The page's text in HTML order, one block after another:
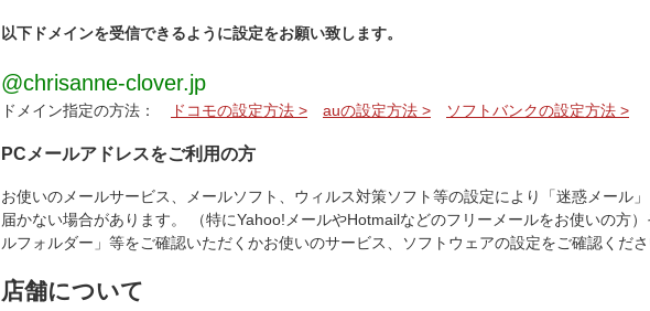
以下ドメインを受信できるように設定をお願い致します。
@chrisanne-clover.jp
ドメイン指定の方法： ドコモの設定方法 > auの設定方法 > ソフトバンクの設定方法 >
PCメールアドレスをご利用の方
お使いのメールサービス、メールソフト、ウィルス対策ソフト等の設定により「迷惑メール
届かない場合があります。 （特にYahoo!メールやHotmailなどのフリーメールをお使いの方
ルフォルダー」等をご確認いただくかお使いのサービス、ソフトウェアの設定をご確認くださ
店舗について